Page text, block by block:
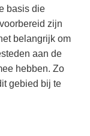
basis die
zijn
belangrijk om
aan de
hebben. Zo
gebied bij te